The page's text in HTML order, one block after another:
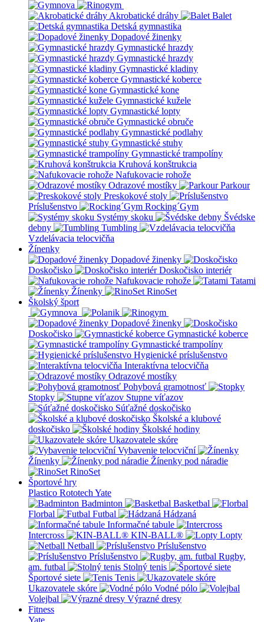
Akrobatické dráhy
Balet
Detská gymnastika
Dopadové žinenky
Gymnastické hrazdy
Gymnastické hrazdy
Gymnastické kladiny
Gymnastické koberce
Gymnastické kone
Gymnastické kužele
Gymnastické lopty
Gymnastické obruče
Gymnastické podlahy
Gymnastické stuhy
Gymnastické trampolíny
Kruhová konštrukcia
Nafukovacie rohože
Odrazové mostíky
Parkour
Preskokové stoly
Príslušenstvo
Rocking´Gym
Systémy skoku
Švédske
debny
Tumbling
Vzdelávacia telocvičňa
Žínenky
Dopadové žinenky
Doskočisko
Doskočisko interiér
Nafukovacie rohože
Tatami
Žínenky
RinoSet
Školský šport
Dopadové žinenky
Doskočisko
Gymnastické koberce
Gymnastické trampolíny
Hygienické príslušenstvo
Interaktívna telocvičňa
Odrazové mostíky
Pohybová gramotnosť
Stopky
Stupne víťazov
Súťažné doskočisko
Školské a klubové
doskočisko
Školské hodiny
Ukazovatele skóre
Vybavenie telocviční
Žínenky
Žínenky pod náradie
RinoSet
Športové hry
Plastico Rototech Yate
Badminton
Basketbal
Florbal
Futbal
Hádzaná
Informačné tabule
Intercross
KIN-BALL®
Lopty
Netball
Príslušenstvo
Príslušenstvo
Rugby,
am. futbal
Stolný tenis
Športové siete
Tenis
Ukazovatele skóre
Vodné pólo
Volejbal
Výrazné dresy
Fitness
Yate